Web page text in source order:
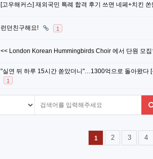
[고우해커스] 재외국민 특례 합격 후기 쓰면 네페+치킨
런던친구해요! 1
<< London Korean Hummingbirds Choir 에서 단원 모집
"실연 뒤 하루 15시간 쏟았더니"…1300억으로 돌아왔다
1
1 2 3 4